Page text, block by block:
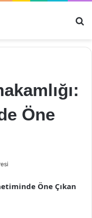
Öne
Öne Çıkan